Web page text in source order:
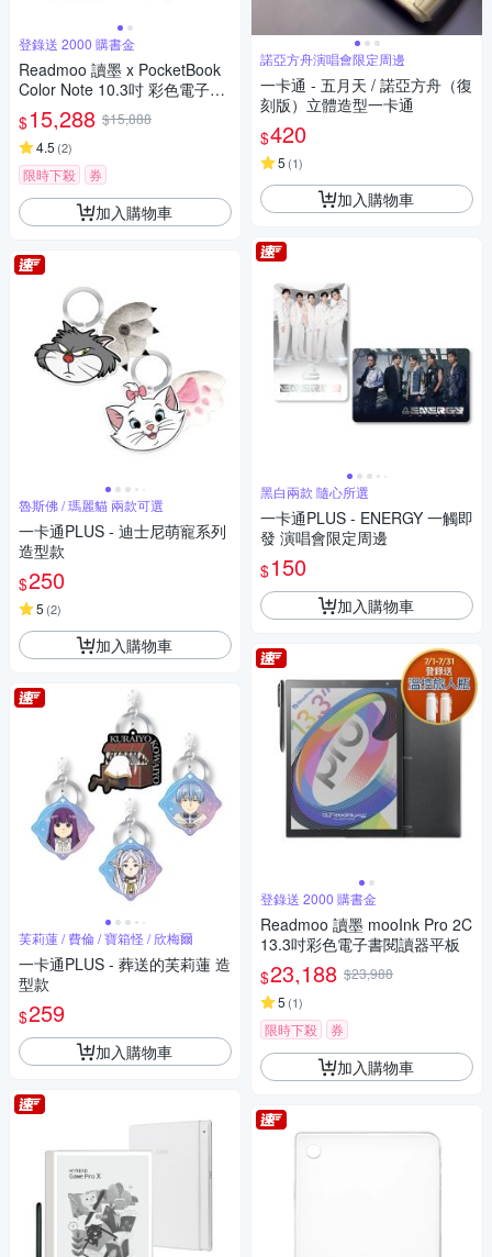
登錄送 2000 購書金
Readmoo 讀墨 x PocketBook
Color Note 10.3吋 彩色電子書
閱讀器
$15,288 $15,888
4.5 (2)
限時下殺 券
加入購物車
魯斯佛 / 瑪麗貓 兩款可選
一卡通PLUS - 迪士尼萌寵系列
造型款
$250
5 (2)
加入購物車
芙莉蓮 / 費倫 / 寶箱怪 / 欣梅爾
一卡通PLUS - 葬送的芙莉蓮 造
型款
$259
加入購物車
諾亞方舟演唱會限定周邊
一卡通 - 五月天 / 諾亞方舟（復
刻版）立體造型一卡通
$420
5 (1)
加入購物車
黑白兩款 隨心所選
一卡通PLUS - ENERGY 一觸即
發 演唱會限定周邊
$150
加入購物車
登錄送 2000 購書金
Readmoo 讀墨 mooInk Pro 2C
13.3吋彩色電子書閱讀器平板
$23,188 $23,988
5 (1)
限時下殺 券
加入購物車